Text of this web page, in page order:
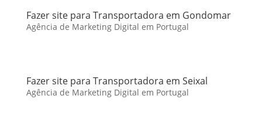
Fazer site para Transportadora em Gondomar
Agência de Marketing Digital em Portugal
Fazer site para Transportadora em Seixal
Agência de Marketing Digital em Portugal